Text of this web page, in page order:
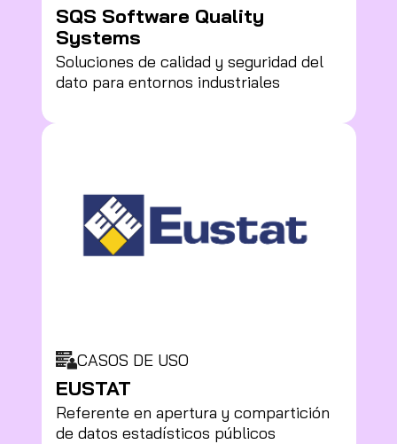
SQS Software Quality
Systems
Soluciones de calidad y seguridad del
dato para entornos industriales
CASOS DE USO
EUSTAT
Referente en apertura y compartición
de datos estadísticos públicos